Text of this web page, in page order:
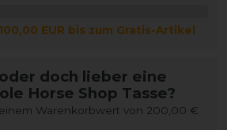
EUR bis zum Gratis-Artikel
doch lieber eine
Horse Shop Tasse?
Warenkorbwert von 200,00 €